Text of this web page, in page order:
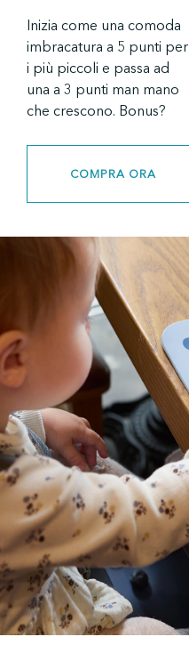
Inizia come una comoda
imbracatura a 5 punti per
i più piccoli e passa ad
una a 3 punti man mano
che crescono. Bonus?
Quando esplode lo
yogurt, togli le cinghie e
buttale in lavatrice.
COMPRA ORA